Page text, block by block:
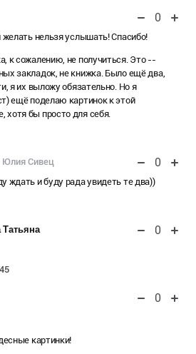
0
желать нельзя услышать! Спасибо!
к сожалению, не получиться. Это --
закладок, не книжка. Было ещё два,
я их выложу обязательно. Но я
ещё поделаю картинок к этой
хотя бы просто для себя.
Юлия Сивец 0
ждать и буду рада увидеть те два))
0
0
картинки!